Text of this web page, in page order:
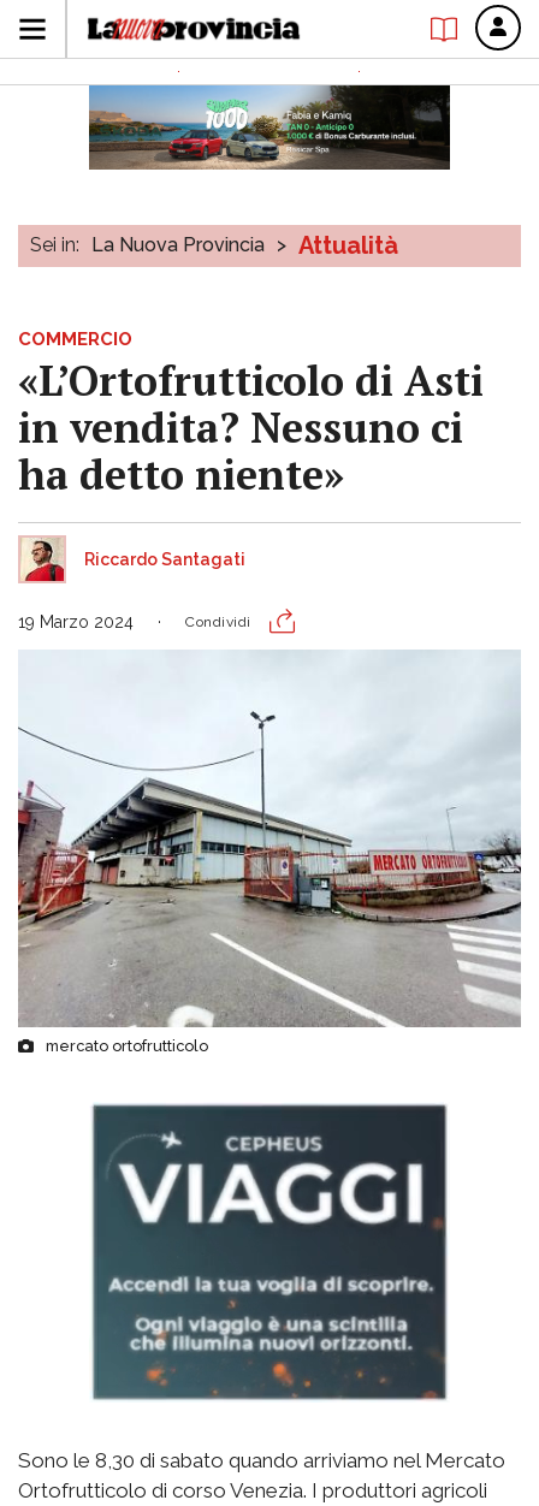
Sei in: La Nuova Provincia > Attualità
COMMERCIO
«L’Ortofrutticolo di Asti
in vendita? Nessuno ci
ha detto niente»
Riccardo Santagati
19 Marzo 2024 Condividi
mercato ortofrutticolo
Sono le 8,30 di sabato quando arriviamo nel Mercato
Ortofrutticolo di corso Venezia. I produttori agricoli